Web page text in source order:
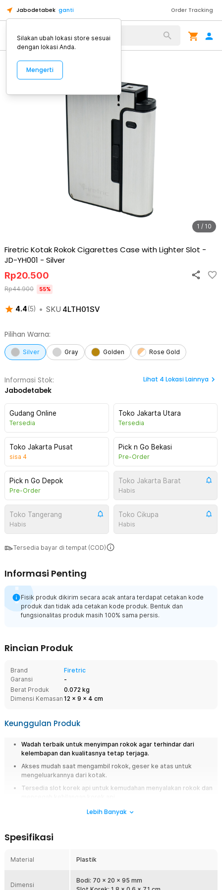
Jabodetabek ganti Order Tracking
Alat Kopi
1 / 10
Firetric Kotak Rokok Cigarettes Case with Lighter Slot -
JD-YH001 - Silver
4.4(5) • SKU 4LTH01SV
Rp20.500
Rp44.900 55%
Pilihan Warna:
Silver Gray Golden Rose Gold
Informasi Stok:
Jabodetabek
Lihat 4 Lokasi Lainnya
Gudang Online
Tersedia
Toko Jakarta Utara
Tersedia
Toko Jakarta Pusat
sisa 4
Pick n Go Bekasi
Pre-Order
Pick n Go Depok
Pre-Order
Toko Jakarta Barat
Habis
Toko Tangerang
Habis
Toko Cikupa
Habis
Tersedia bayar di tempat (COD)
Informasi Penting
Fisik produk dikirim secara acak antara terdapat cetakan kode
produk dan tidak ada cetakan kode produk. Bentuk dan
fungsionalitas produk masih 100% sama persis.
Rincian Produk
Brand
Firetric
Garansi
-
Berat Produk
0.072 kg
Dimensi Kemasan 12 x 9 x 4 cm
Keunggulan Produk
Wadah terbaik untuk menyimpan rokok agar terhindar dari
kelembapan dan kualitasnya tetap terjaga.
Akses mudah saat mengambil rokok, geser ke atas untuk
mengeluarkannya dari kotak.
Tersedia slot korek api untuk kemudahan menyalakan rokok dan
Desain compact tak memerlukan banyak ruang, bisa disimpan di
Overview
Firetric yang satu ini. Merupakan salah satu solusi untuk menjaga kualitas
untuk menyimpan korek api gas dan Anda pun bisa menyalakannya
secara langsung melalui kotak rokok. Memiliki desain elegan dengan
Lebih Banyak
Spesifikasi
Material Plastik
Dimensi
Bodi: 70 x 20 x 95 mm
Silakan ubah lokasi store sesuai
dengan lokasi Anda.
Mengerti